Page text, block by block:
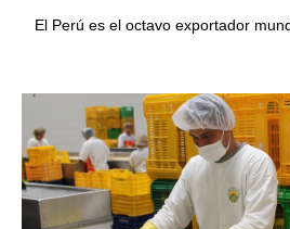
El Perú es el octavo exportador